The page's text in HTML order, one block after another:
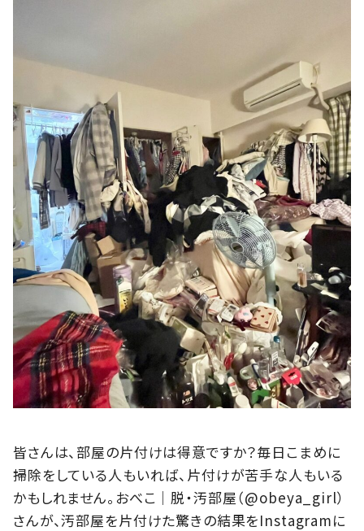
皆さんは、部屋の片付けは得意ですか？毎日こまめに
掃除をしている人もいれば、片付けが苦手な人もいる
かもしれません。おべこ│脱・汚部屋（@obeya_girl）
さんが、汚部屋を片付けた驚きの結果をInstagramに